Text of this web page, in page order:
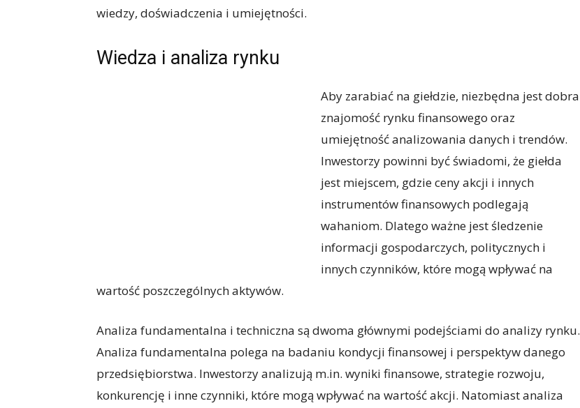
wiedzy, doświadczenia i umiejętności.
Wiedza i analiza rynku
Aby zarabiać na giełdzie, niezbędna jest dobra
znajomość rynku finansowego oraz
umiejętność analizowania danych i trendów.
Inwestorzy powinni być świadomi, że giełda
jest miejscem, gdzie ceny akcji i innych
instrumentów finansowych podlegają
wahaniom. Dlatego ważne jest śledzenie
informacji gospodarczych, politycznych i
innych czynników, które mogą wpływać na
wartość poszczególnych aktywów.
Analiza fundamentalna i techniczna są dwoma głównymi podejściami do analizy rynku.
Analiza fundamentalna polega na badaniu kondycji finansowej i perspektyw danego
przedsiębiorstwa. Inwestorzy analizują m.in. wyniki finansowe, strategie rozwoju,
konkurencję i inne czynniki, które mogą wpływać na wartość akcji. Natomiast analiza